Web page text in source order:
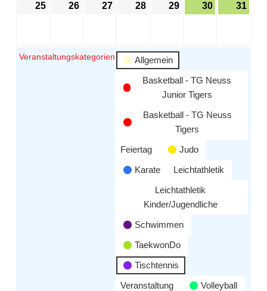
25 26 27 28 29 30 31
Veranstaltungskategorien
Allgemein
Basketball - TG Neuss
Junior Tigers
Basketball - TG Neuss
Tigers
Feiertag
Judo
Karate
Leichtathletik
Leichtathletik
Kinder/Jugendliche
Schwimmen
TaekwonDo
Tischtennis
Veranstaltung
Volleyball